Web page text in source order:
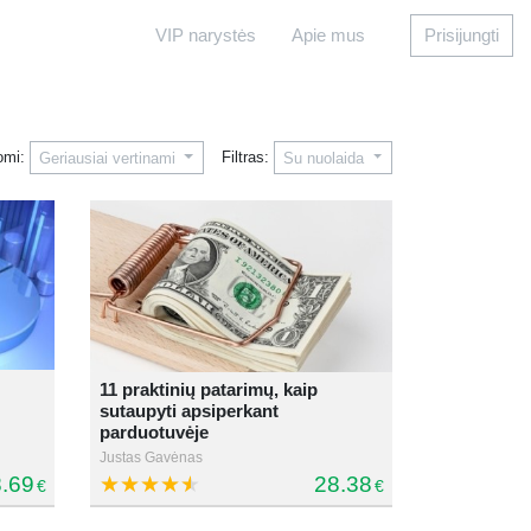
VIP narystės Apie mus Prisijungti
Geriausiai vertinami Filtras: Su nuolaida
€
11 praktinių patarimų, kaip
sutaupyti apsiperkant
parduotuvėje
Justas Gavėnas
28.38€